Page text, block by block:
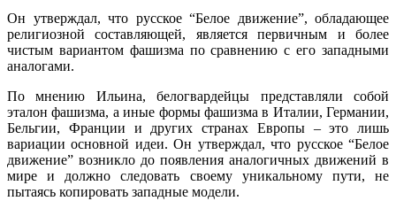
Он утверждал, что русское “Белое движение”, обладающее
религиозной составляющей, является первичным и более
чистым вариантом фашизма по сравнению с его западными
аналогами.
По мнению Ильина, белогвардейцы представляли собой
эталон фашизма, а иные формы фашизма в Италии, Германии,
Бельгии, Франции и других странах Европы – это лишь
вариации основной идеи. Он утверждал, что русское “Белое
движение” возникло до появления аналогичных движений в
мире и должно следовать своему уникальному пути, не
пытаясь копировать западные модели.